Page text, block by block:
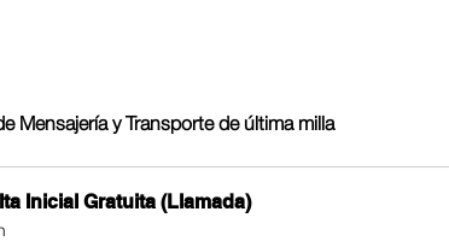
Mensajería y Transporte de última milla
Inicial Gratuita (Llamada)